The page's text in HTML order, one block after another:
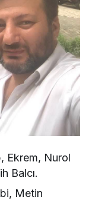
Ekrem, Nurol
Balcı.
Metin